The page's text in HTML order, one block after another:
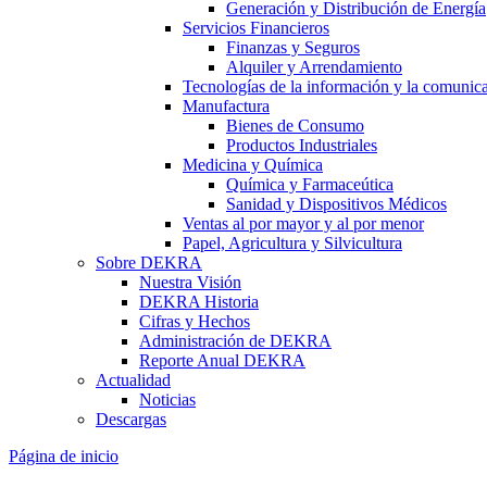
Generación y Distribución de Energía
Servicios Financieros
Finanzas y Seguros
Alquiler y Arrendamiento
Tecnologías de la información y la
Manufactura
Bienes de Consumo
Productos Industriales
Medicina y Química
Química y Farmaceútica
Sanidad y Dispositivos Médicos
Ventas al por mayor y al por menor
Papel, Agricultura y Silvicultura
Sobre DEKRA
Nuestra Visión
DEKRA Historia
Cifras y Hechos
Administración de DEKRA
Reporte Anual DEKRA
Actualidad
Noticias
Descargas
Página de inicio